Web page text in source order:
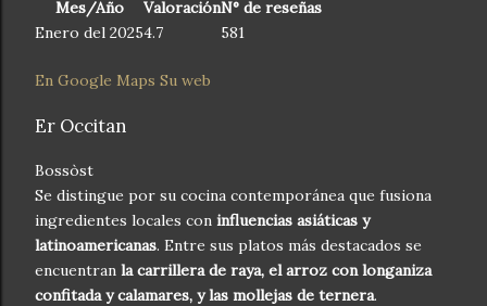
Mes/Año
ValoraciónN° de reseñas
Enero del 20254.7 581
En Google Maps Su web
Er Occitan
Bossòst
Se distingue por su cocina contemporánea que fusiona
ingredientes locales con influencias asiáticas y
latinoamericanas. Entre sus platos más destacados se
encuentran la carrillera de raya, el arroz con longaniza
confitada y calamares, y las mollejas de ternera.